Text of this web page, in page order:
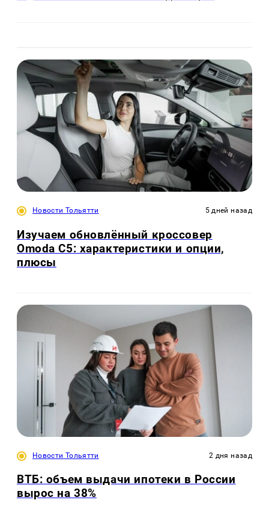
Новости Тольятти 5 дней назад
Изучаем обновлённый кроссовер
Omoda C5: характеристики и опции,
плюсы
Новости Тольятти 2 дня назад
ВТБ: объем выдачи ипотеки в России
вырос на 38%